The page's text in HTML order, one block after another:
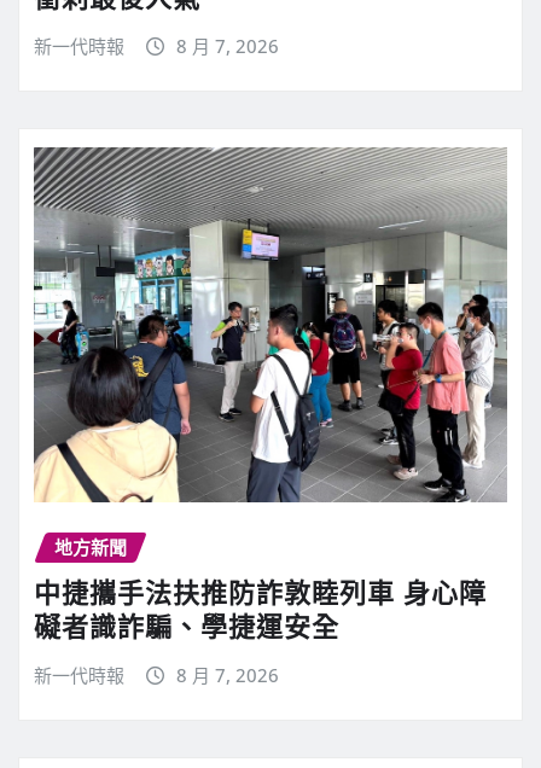
新一代時報 8 月 7, 2026
地方新聞
中捷攜手法扶推防詐敦睦列車 身心障
礙者識詐騙、學捷運安全
新一代時報 8 月 7, 2026